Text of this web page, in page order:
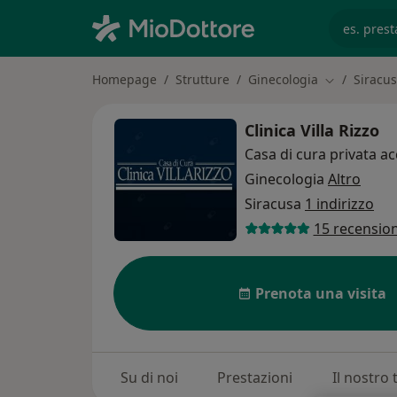
Homepage Strutture Ginecologia Cambia città
Clinica Villa Rizzo
Casa di cura privata
Ginecologia Altro
Siracusa 1 indirizzo
15
Prenota una visita
Su di noi Prestazioni Il nostro